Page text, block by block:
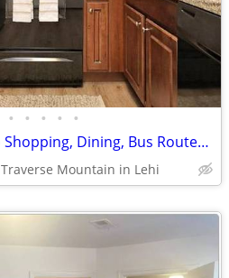
• • • • •
Walk In closets, Close to Shopping, Dining, Bus Routes and Much More!
Traverse Mountain in Lehi